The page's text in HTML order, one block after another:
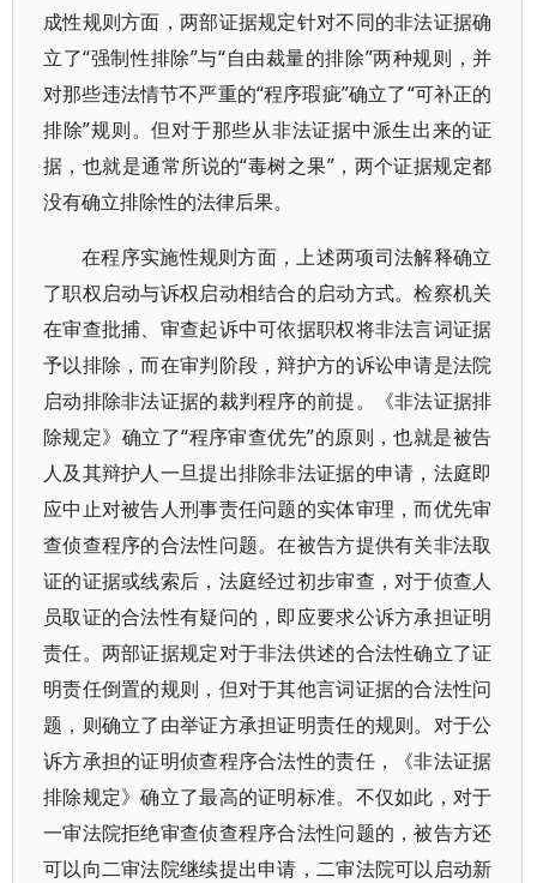
成性规则方面，两部证据规定针对不同的非法证据确
立了“强制性排除”与“自由裁量的排除”两种规则，并
对那些违法情节不严重的“程序瑕疵”确立了“可补正的
排除”规则。但对于那些从非法证据中派生出来的证
据，也就是通常所说的“毒树之果”，两个证据规定都
没有确立排除性的法律后果。
在程序实施性规则方面，上述两项司法解释确立
了职权启动与诉权启动相结合的启动方式。检察机关
在审查批捕、审查起诉中可依据职权将非法言词证据
予以排除，而在审判阶段，辩护方的诉讼申请是法院
启动排除非法证据的裁判程序的前提。《非法证据排
除规定》确立了“程序审查优先”的原则，也就是被告
人及其辩护人一旦提出排除非法证据的申请，法庭即
应中止对被告人刑事责任问题的实体审理，而优先审
查侦查程序的合法性问题。在被告方提供有关非法取
证的证据或线索后，法庭经过初步审查，对于侦查人
员取证的合法性有疑问的，即应要求公诉方承担证明
责任。两部证据规定对于非法供述的合法性确立了证
明责任倒置的规则，但对于其他言词证据的合法性问
题，则确立了由举证方承担证明责任的规则。对于公
诉方承担的证明侦查程序合法性的责任，《非法证据
排除规定》确立了最高的证明标准。不仅如此，对于
一审法院拒绝审查侦查程序合法性问题的，被告方还
可以向二审法院继续提出申请，二审法院可以启动新